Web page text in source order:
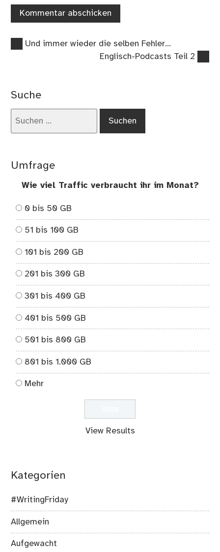
Beitragsnavigation
Vorheriger
Und immer wieder die selben Fehler…
Nächster
Englisch-Podcasts Teil 2
Suche
Umfrage
Wie viel Traffic verbraucht ihr im Monat?
0 bis 50 GB
51 bis 100 GB
101 bis 200 GB
201 bis 300 GB
301 bis 400 GB
401 bis 500 GB
501 bis 800 GB
801 bis 1.000 GB
Mehr
View Results
Kategorien
#WritingFriday
Allgemein
Aufgewacht